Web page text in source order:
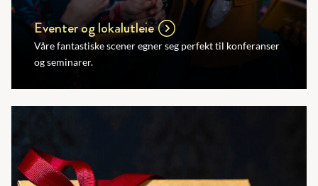
Eventer og lokalutleie
Våre fantastiske scener egner seg perfekt til konferanser
og seminarer.